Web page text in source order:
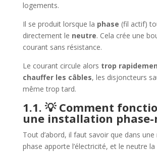
logements.
Il se produit lorsque la phase (fil actif)
directement le neutre. Cela crée une
courant sans résistance.
Le courant circule alors trop
chauffer les câbles, les disjoncteurs
même trop tard.
1.1. 💡 Comment
une installation
Tout d’abord, il faut savoir que dans
phase apporte l’électricité, et le neutre la